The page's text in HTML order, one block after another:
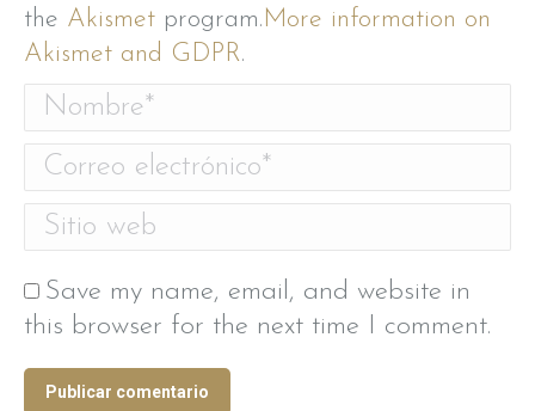
the Akismet program. More information on
Akismet and GDPR.
Nombre *
Correo electrónico *
Sitio web
Save my name, email, and website in
this browser for the next time I comment.
Publicar comentario